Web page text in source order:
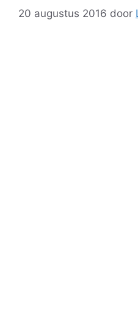
20 augustus 2016 door